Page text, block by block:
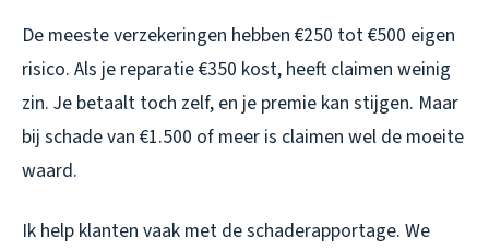
De meeste verzekeringen hebben €250 tot €500 eigen
risico. Als je reparatie €350 kost, heeft claimen weinig
zin. Je betaalt toch zelf, en je premie kan stijgen. Maar
bij schade van €1.500 of meer is claimen wel de moeite
waard.
Ik help klanten vaak met de schaderapportage. We